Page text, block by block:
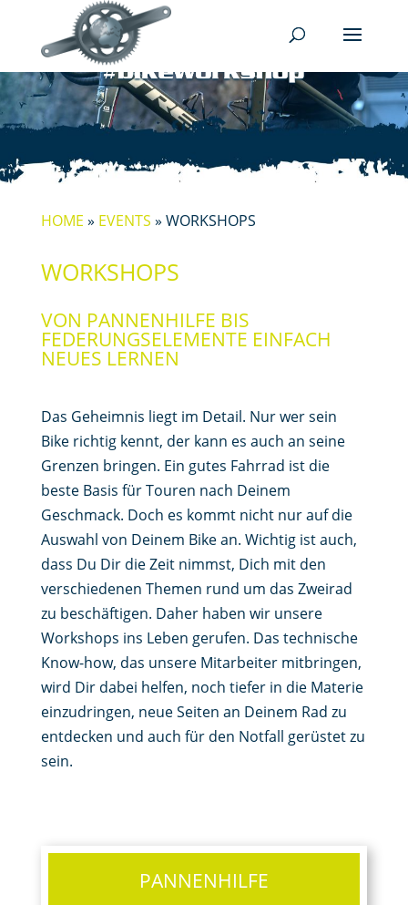
HOME » EVENTS » WORKSHOPS
WORKSHOPS
VON PANNENHILFE BIS
FEDERUNGSELEMENTE EINFACH
NEUES LERNEN
Das Geheimnis liegt im Detail. Nur wer sein
Bike richtig kennt, der kann es auch an seine
Grenzen bringen. Ein gutes Fahrrad ist die
beste Basis für Touren nach Deinem
Geschmack. Doch es kommt nicht nur auf die
Auswahl von Deinem Bike an. Wichtig ist auch,
dass Du Dir die Zeit nimmst, Dich mit den
verschiedenen Themen rund um das Zweirad
zu beschäftigen. Daher haben wir unsere
Workshops ins Leben gerufen. Das technische
Know-how, das unsere Mitarbeiter mitbringen,
wird Dir dabei helfen, noch tiefer in die Materie
einzudringen, neue Seiten an Deinem Rad zu
entdecken und auch für den Notfall gerüstet zu
sein.
PANNENHILFE